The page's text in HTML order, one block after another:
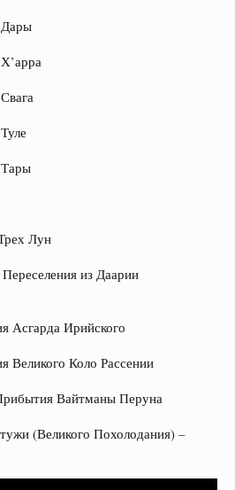
Дары
Тары
Лун
из Даарии
Асгарда Ирийского
Великого Коло Рассении
Вайтманы Перуна
(Великого Похолодания) –